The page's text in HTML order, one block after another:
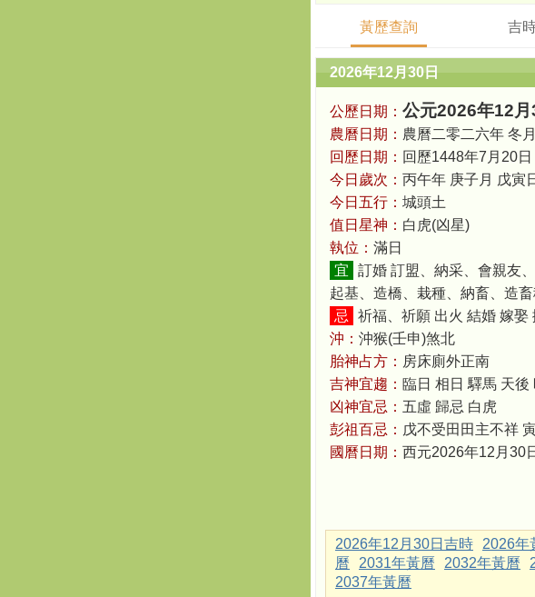
黃歷查詢 吉
2026年12月30日
公歷日期： 公元2026年12
農曆日期： 農曆二零二六年 冬
回歷日期： 回歷1448年7月20日
今日歲次： 丙午年 庚子月 戊寅
今日五行： 城頭土
值日星神： 白虎(凶星)
執位： 滿日
宜
訂婚 訂盟、納采、會親友
起基、造橋、栽種、納畜、造
忌
祈福、祈願 出火 結婚 嫁娶
沖： 沖猴(壬申)煞北
胎神占方： 房床廁外正南
吉神宜趨： 臨日 相日 驛馬 天後
凶神宜忌： 五虛 歸忌 白虎
彭祖百忌： 戊不受田田主不祥
國曆日期： 西元2026年12月30
2026年12月30日吉時 2026年
曆
2031年黃曆 2032年黃曆
2037年黃曆